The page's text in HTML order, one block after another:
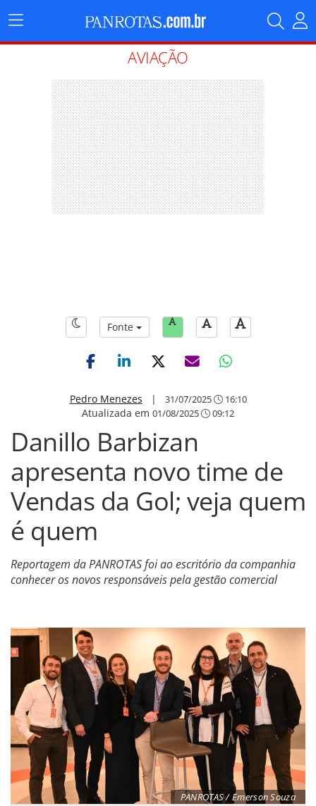
Menu
Principal
AVIAÇÃO
Fonte
Pedro Menezes | 31/07/2025 16:10
Atualizada em 01/08/2025 09:12
Danillo Barbizan
apresenta novo time de
Vendas da Gol; veja quem
é quem
Reportagem da PANROTAS foi ao escritório da companhia
conhecer os novos responsáveis pela gestão comercial
PANROTAS / Emerson Souza